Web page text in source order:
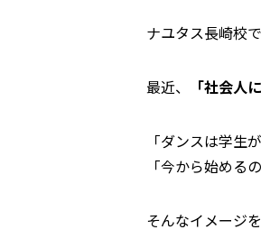
ナユタス長崎校
最近、 「社会人
「ダンスは学生
「今から始める
そんなイメージ